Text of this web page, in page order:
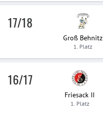
17/18
Groß Behnitz
1. Platz
16/17
Friesack II
1. Platz